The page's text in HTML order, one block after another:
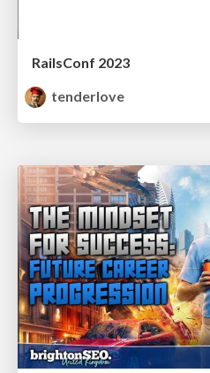
RailsConf 2023
tenderlove